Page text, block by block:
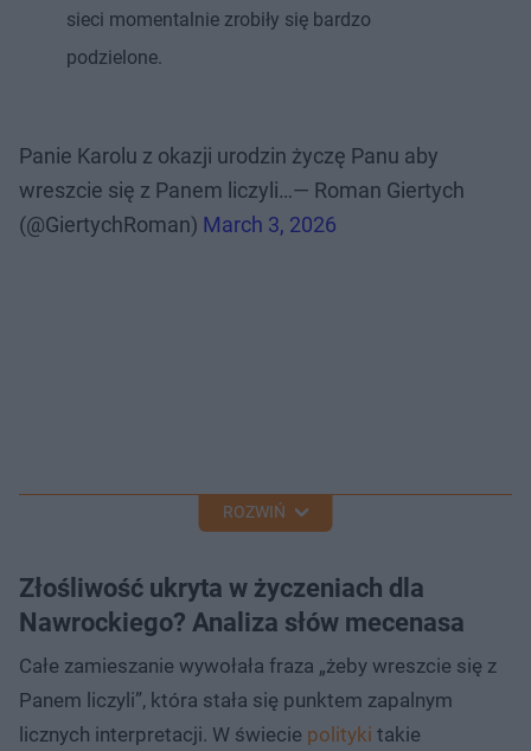
sieci momentalnie zrobiły się bardzo
podzielone.
Panie Karolu z okazji urodzin życzę Panu aby
wreszcie się z Panem liczyli…— Roman Giertych
(@GiertychRoman) March 3, 2026
ROZWIŃ
Złośliwość ukryta w życzeniach dla
Nawrockiego? Analiza słów mecenasa
Całe zamieszanie wywołała fraza „żeby wreszcie się z
Panem liczyli”, która stała się punktem zapalnym
licznych interpretacji. W świecie polityki takie